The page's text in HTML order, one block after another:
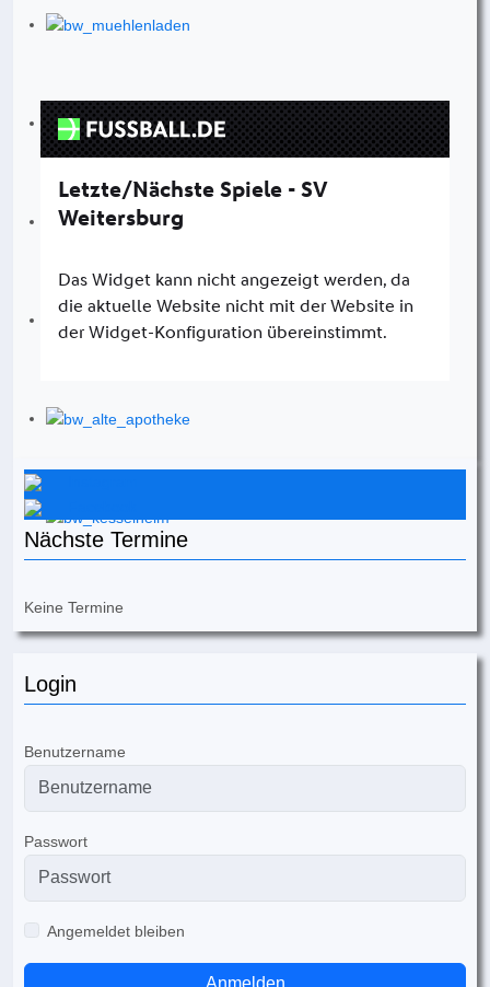
Nächste Termine
Keine Termine
Login
Benutzername
Passwort
Angemeldet bleiben
Anmelden